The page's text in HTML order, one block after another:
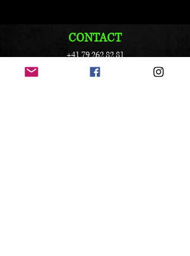
CONTACT
+41 79 262 82 81
info@vandox.ch